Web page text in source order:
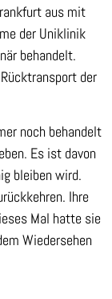
aus mit
der Uniklinik
behandelt.
der
noch behandelt
Es ist davon
bleiben wird.
Ihre
Mal hatte sie
Wiedersehen